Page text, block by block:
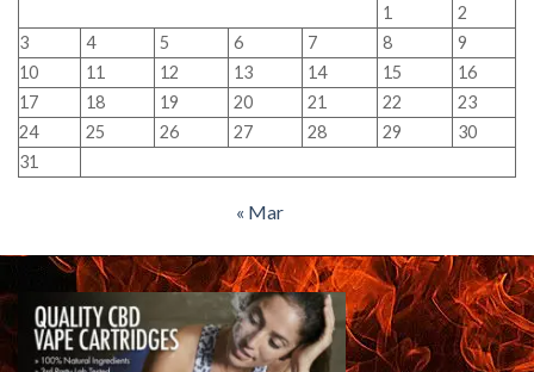
1
2
3
4 5 6 7 8
9
10
11 12 13 14 15
16
17
18 19 20 21 22
23
24
25 26 27 28 29
30
31
« Mar